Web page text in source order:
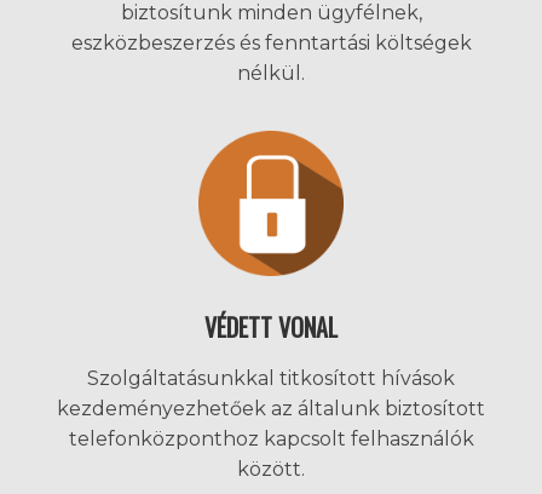
biztosítunk minden ügyfélnek,
eszközbeszerzés és fenntartási költségek
nélkül.
VÉDETT VONAL
Szolgáltatásunkkal titkosított hívások
kezdeményezhetőek az általunk biztosított
telefonközponthoz kapcsolt felhasználók
között.